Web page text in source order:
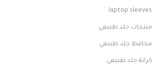
laptop sleeves
منتجات جلد طبيعي
محافظ جلد طبيعي
كراتة جلد طبيعي